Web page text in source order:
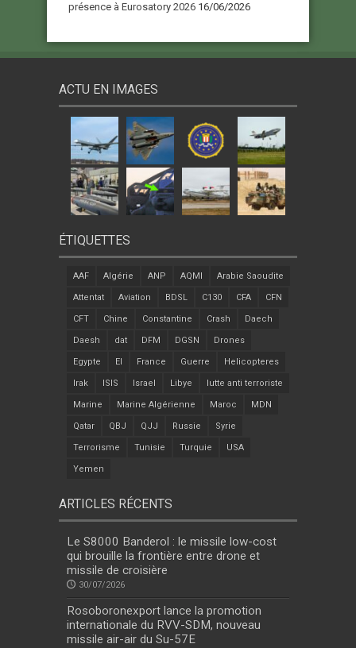
présence à Eurosatory 2026 16/06/2026
ACTU EN IMAGES
ÉTIQUETTES
AAF Algérie ANP AQMI Arabie Saoudite
Attentat Aviation BDSL C130 CFA CFN
CFT Chine Constantine Crash Daech
Daesh dat DFM DGSN Drones
Egypte EI France Guerre Helicopteres
Irak ISIS Israel Libye lutte anti terroriste
Marine Marine Algérienne Maroc MDN
Qatar QBJ QJJ Russie Syrie
Terrorisme Tunisie Turquie USA
Yemen
ARTICLES RÉCENTS
Le S8000 Banderol : le missile low-cost
qui brouille la frontière entre drone et
missile de croisière
30/07/2026
Rosoboronexport lance la promotion
internationale du RVV-SDM, nouveau
missile air-air du Su-57E